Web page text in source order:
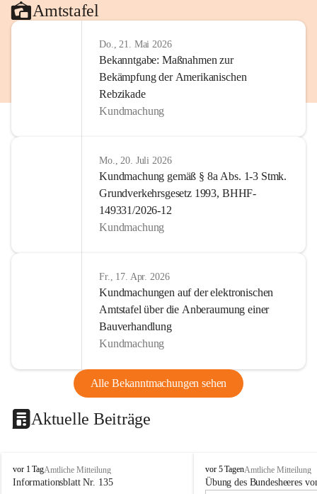
Amtstafel
Do., 21. Mai 2026
Bekanntgabe: Maßnahmen zur
Bekämpfung der Amerikanischen
Rebzikade
Kundmachung
Mo., 20. Juli 2026
Kundmachung gemäß § 8a Abs. 1-3 Stmk.
Grundverkehrsgesetz 1993, BHHF-
149331/2026-12
Kundmachung
Fr., 17. Apr. 2026
Kundmachungen auf der elektronischen
Amtstafel über die Anberaumung einer
Bauverhandlung
Kundmachung
Alle Bekanntmachungen sehen
Aktuelle Beiträge
B
u
vor 1 TagAmtliche Mitteilung
Informationsblatt Nr. 135
B
u
vor 5 TagenAmtliche Mitteilung
Übung des Bundesheeres